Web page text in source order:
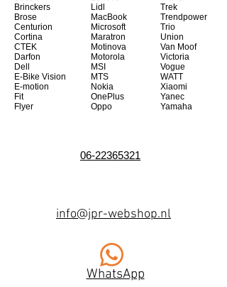
Brinckers
Brose
Centurion
Cortina
CTEK
Darfon
Dell
E-Bike Vision
E-motion
Fit
Flyer
Lidl
MacBook
Microsoft
Maratron
Motinova
Motorola
MSI
MTS
Nokia
OnePlus
Oppo
Trek
Trendpower
Trio
Union
Van Moof
Victoria
Vogue
WATT
Xiaomi
Yanec
Yamaha
06-22365321
info@jpr-webshop.nl
WhatsApp